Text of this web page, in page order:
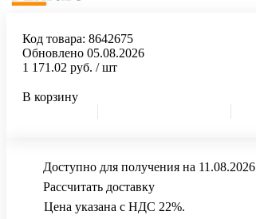
Код товара: 8642675
Обновлено 05.08.2026
1 171.02 руб. / шт
В корзину
Доступно для получения на 11.08.2026
Рассчитать доставку
Цена указана с НДС 22%.